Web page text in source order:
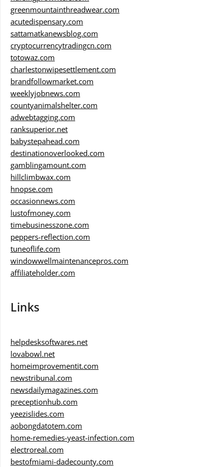
greenmountainthreadwear.com
acutedispensary.com
sattamatkanewsblog.com
cryptocurrencytradingcn.com
totowaz.com
charlestonwipesettlement.com
brandfollowmarket.com
weeklyjobnews.com
countyanimalshelter.com
adwebtagging.com
ranksuperior.net
babystepahead.com
destinationoverlooked.com
gamblingamount.com
hillclimbwax.com
hnopse.com
occasionnews.com
lustofmoney.com
timebusinesszone.com
peppers-reflection.com
tuneoflife.com
windowwellmaintenancepros.com
affiliateholder.com
Links
helpdesksoftwares.net
lovabowl.net
homeimprovementit.com
newstribunal.com
newsdailymagazines.com
preceptionhub.com
yeezislides.com
aobongdatotem.com
home-remedies-yeast-infection.com
electroreal.com
bestofmiami-dadecounty.com